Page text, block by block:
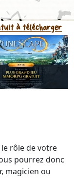
à télécharger
rôle de votre
pourrez donc
magicien ou